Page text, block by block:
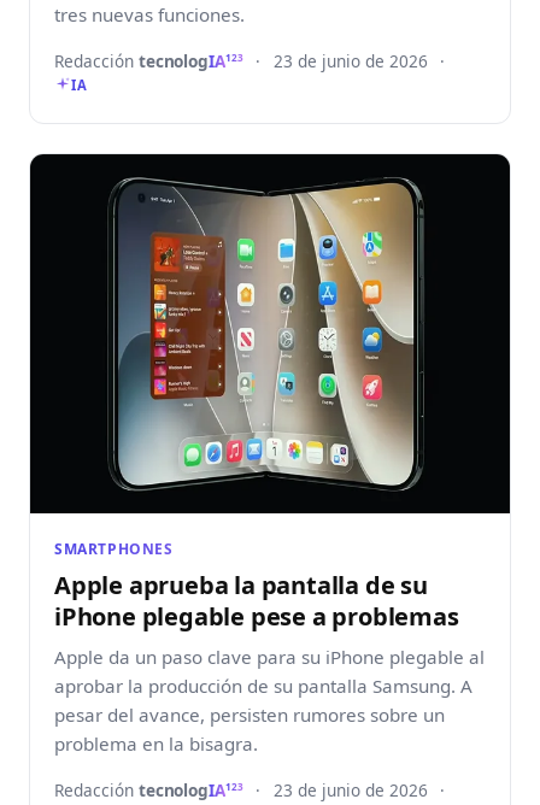
tres nuevas funciones.
Redacción tecnologIA123 · 23 de junio de 2026 ·
IA
SMARTPHONES
Apple aprueba la pantalla de su
iPhone plegable pese a problemas
Apple da un paso clave para su iPhone plegable al
aprobar la producción de su pantalla Samsung. A
pesar del avance, persisten rumores sobre un
problema en la bisagra.
Redacción tecnologIA123 · 23 de junio de 2026 ·